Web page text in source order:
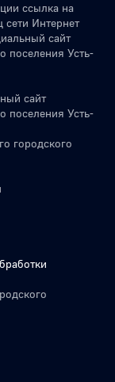
ссылка на
сети Интернет
сайт
поселения Усть-
сайт
поселения Усть-
городского